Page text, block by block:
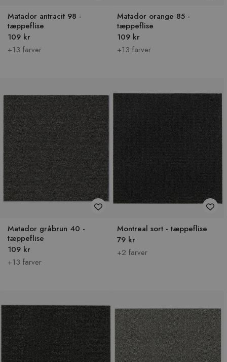
Matador antracit 98 -
tæppeflise
109 kr
+13 farver
Matador orange 85 -
tæppeflise
109 kr
+13 farver
Matador gråbrun 40 -
tæppeflise
109 kr
+13 farver
Montreal sort - tæppeflise
79 kr
+2 farver